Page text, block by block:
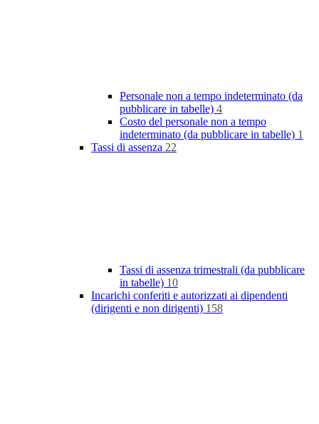
Personale non a tempo indeterminato (da
pubblicare in tabelle) 4
Costo del personale non a tempo
indeterminato (da pubblicare in tabelle) 1
Tassi di assenza 22
Tassi di assenza trimestrali (da pubblicare
in tabelle) 10
Incarichi conferiti e autorizzati ai dipendenti
(dirigenti e non dirigenti) 158